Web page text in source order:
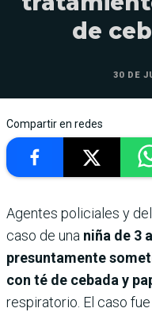
de
30 DE
Compartir en redes
Agentes policiales y
caso de una niña de 3
presuntamente
con té de cebada y
respiratorio. El caso